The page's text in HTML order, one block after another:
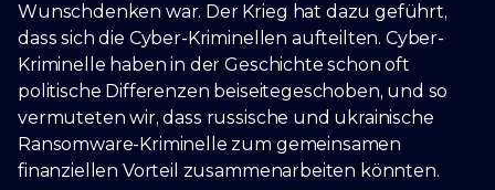
Wunschdenken war. Der Krieg hat dazu geführt,
dass sich die Cyber-Kriminellen aufteilten. Cyber-
Kriminelle haben in der Geschichte schon oft
politische Differenzen beiseitegeschoben, und so
vermuteten wir, dass russische und ukrainische
Ransomware-Kriminelle zum gemeinsamen
finanziellen Vorteil zusammenarbeiten könnten.